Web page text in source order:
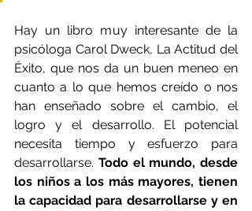
Hay un libro muy interesante de la
psicóloga Carol Dweck, La Actitud del
Éxito, que nos da un buen meneo en
cuanto a lo que hemos creído o nos
han enseñado sobre el cambio, el
logro y el desarrollo. El potencial
necesita tiempo y esfuerzo para
desarrollarse. Todo el mundo, desde
los niños a los más mayores, tienen
la capacidad para desarrollarse y en